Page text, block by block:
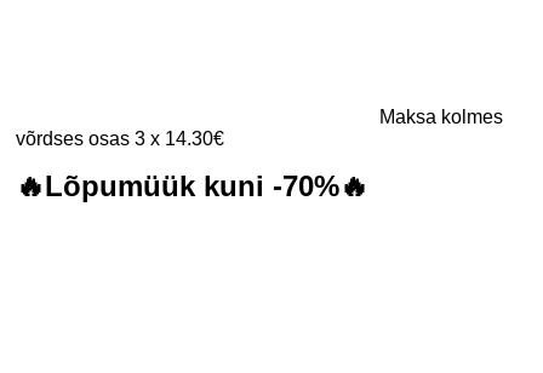
Maksa kolmes
võrdses osas 3 x 14.30€
🔥Lõpumüük kuni -70%🔥